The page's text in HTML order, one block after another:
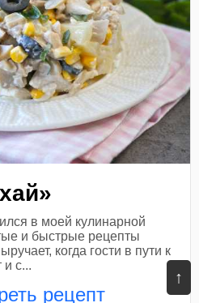
↑
в моей кулинарной
и быстрые рецепты
когда гости в пути к
и с...
рецепт